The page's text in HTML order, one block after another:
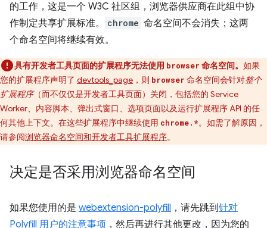
的工作，这是一个 W3C 社区组，浏览器供应商在此组中协
作制定共享扩展标准。
chrome 命名空间不会消失；这两
个命名空间将继续有效。
具有开发者工具页面的扩展程序无法使用 browser 命名空间。 如果
您的扩展程序声明了 devtools_page ，则 browser 命名空间会针对整个
扩展程序（而不仅仅是开发者工具页面）关闭，包括您的 Service
Worker、内容脚本、弹出式窗口、选项页面以及运行扩展程序 API 的任
何其他上下文。在这些扩展程序中继续使用 chrome.*。如需了解原因，
请参阅浏览器命名空间和开发者工具扩展程序。
决定是否采用浏览器命名空间
如果您使用的是 webextension-polyfill ，请先跳到针对
Polyfill 用户的注意事项 ，然后再进行其他更改，因为您的